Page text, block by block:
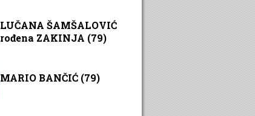
LUČANA ŠAMŠALOVIĆ
rođena ZAKINJA (79)
MARIO BANČIĆ (79)